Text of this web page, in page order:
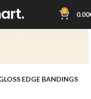
0 0.00
EDGE BANDINGS